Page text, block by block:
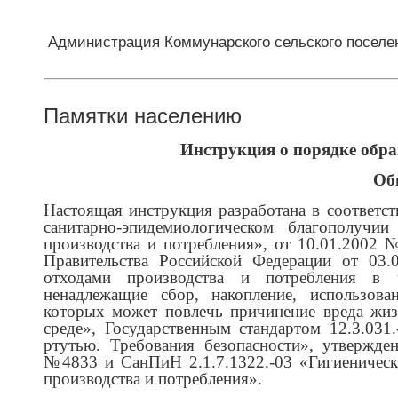
Администрация Коммунарского сельского
Памятки населению
Инструкция о порядке
Настоящая инструкция разработана в
санитарно-эпидемиологическом
производства и потребления», от
Правительства Российской Федерации от
отходами производства и потребления в
ненадлежащие сбор, накопление,
которых может повлечь причинение вреда
среде», Государственным стандартом
ртутью. Требования безопасности»,
№4833 и СанПиН 2.1.7.1322.-03
производства и потребления».